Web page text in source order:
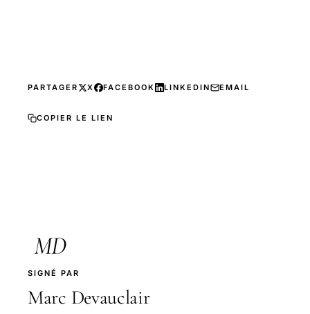
PARTAGER X FACEBOOK LINKEDIN EMAIL
COPIER LE LIEN
MD
SIGNÉ PAR
Marc Devauclair